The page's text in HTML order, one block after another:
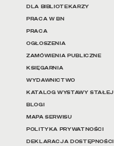
DLA BIBLIOTEKARZY
PRACA W BN
PRACA
OGŁOSZENIA
ZAMÓWIENIA PUBLICZNE
KSIĘGARNIA
WYDAWNICTWO
KATALOG WYSTAWY STAŁEJ
BLOGI
MAPA SERWISU
POLITYKA PRYWATNOŚCI
DEKLARACJA DOSTĘPNOŚCI